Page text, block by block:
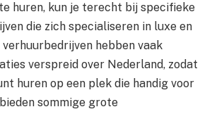
huren, kun je terecht bij specifieke
die zich specialiseren in luxe en
verhuurbedrijven hebben vaak
verspreid over Nederland, zodat
huren op een plek die handig voor
sommige grote